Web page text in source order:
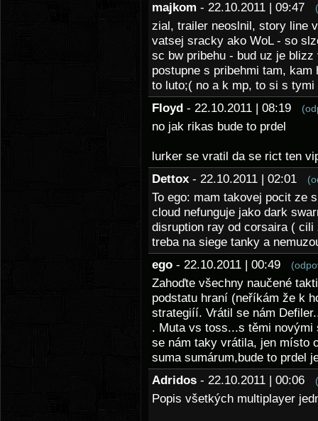
majkom - 22.10.2011 | 09:47
zial, trailer neoslnil, story line
vatsej sracky ako WoL - so
sc bw pribehu - bud uz je
postupne s pribehmi tam,
to luto;( no a k mp, to si s
Floyd - 22.10.2011 | 08:19
no jak rikas bude to prdel
lurker se vratil da se rict ten
Dettox - 22.10.2011 | 02:01
To ego: mam takovej pocit ze
cloud nefunguje jako dark
disruption ray od corsaira (
treba na siege tanky a
ego - 22.10.2011 | 00:49
Zahoďte všechny naučené
podstatu hraní (neříkám že k
strategiíí. Vrátil se nám
. Muta vs toss...s těmi novými
se nám taky vrátila, jen místo
suma sumárum,bude to prdel
Adridos - 22.10.2011 | 00:06
Popis všetkých multiplayer